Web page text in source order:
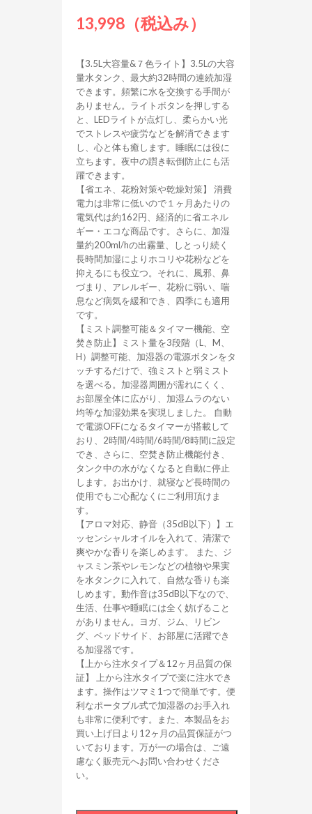
13,998（税込み）
【3.5L大容量&７色ライト】3.5Lの大容
量水タンク、最大約32時間の連続加湿
できます。頻繁に水を交換する手間が
ありません。ライトボタンを押しする
と、LEDライトが点灯し、柔らかい光
でストレスや疲労などを解消できます
し、心と体も癒します。睡眠には役に
立ちます。夜中の躓き転倒防止にも活
躍できます。
【省エネ、花粉対策や乾燥対策】 消費
電力は非常に低いので１ヶ月あたりの
電気代は約162円、経済的に省エネル
ギー・エコな商品です。さらに、加湿
量約200ml/hの出霧量、しとっり続く
長時間加湿によりホコリや花粉などを
抑えるにも役立つ。それに、風邪、鼻
づまり、アレルギー、花粉に弱い、喘
息など病気を緩和でき、四季にも適用
です。
【ミスト調整可能＆タイマー機能、空
焚き防止】ミスト量を3段階（L、M、
H）調整可能、加湿器の電源ボタンをタ
ッチするだけで、強ミストと弱ミスト
を選べる。加湿器周囲が濡れにくく、
お部屋全体に広がり、加湿ムラのない
均等な加湿効果を実現しました。 自動
で電源OFFになるタイマーが搭載して
おり、2時間/4時間/6時間/8時間に設定
でき、さらに、空焚き防止機能付き、
タンク中の水がなくなると自動に停止
します。お出かけ、就寝など長時間の
使用でもご心配なくにご利用頂けま
す。
【アロマ対応、静音（35dB以下）】エ
ッセンシャルオイルを入れて、清潔で
爽やかな香りを楽しめます。 また、ジ
ャスミン茶やレモンなどの植物や果実
を水タンクに入れて、自然な香りも楽
しめます。動作音は35dB以下なので、
生活、仕事や睡眠には全く妨げること
がありません。ヨガ、ジム、リビン
グ、ベッドサイド、お部屋に活躍でき
る加湿器です。
【上から注水タイプ＆12ヶ月品質の保
証】 上から注水タイプで楽に注水でき
ます。操作はツマミ1つで簡単です。便
利なポータブル式で加湿器のお手入れ
も非常に便利です。また、本製品をお
買い上げ日より12ヶ月の品質保証がつ
いております。万が一の場合は、ご遠
慮なく販売元へお問い合わせくださ
い。